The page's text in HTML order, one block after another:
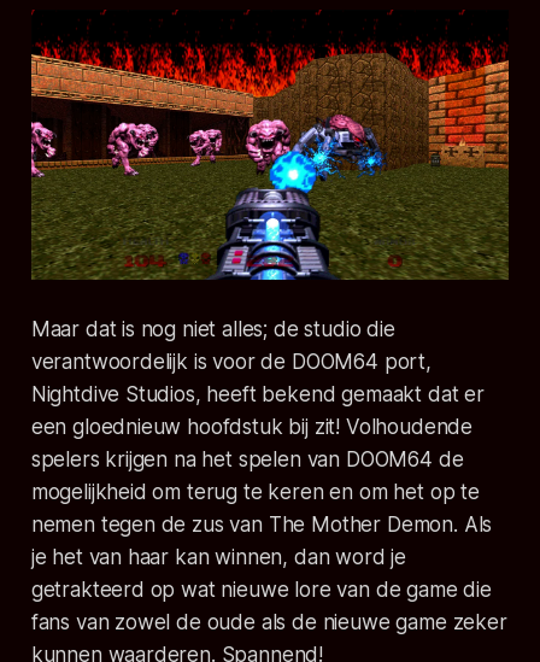
Maar dat is nog niet alles; de studio die
verantwoordelijk is voor de DOOM64 port,
Nightdive Studios, heeft bekend gemaakt dat er
een gloednieuw hoofdstuk bij zit! Volhoudende
spelers krijgen na het spelen van DOOM64 de
mogelijkheid om terug te keren en om het op te
nemen tegen de zus van The Mother Demon. Als
je het van haar kan winnen, dan word je
getrakteerd op wat nieuwe lore van de game die
fans van zowel de oude als de nieuwe game zeker
kunnen waarderen. Spannend!